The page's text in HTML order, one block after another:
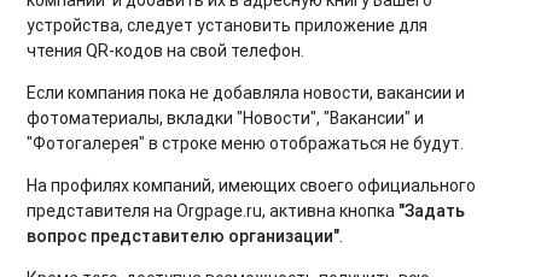
устройства, следует установить приложение для
чтения QR-кодов на свой телефон.
Если компания пока не добавляла новости, вакансии и
фотоматериалы, вкладки "Новости", "Вакансии" и
"Фотогалерея" в строке меню отображаться не будут.
На профилях компаний, имеющих своего официального
представителя на Orgpage.ru, активна кнопка "Задать
вопрос представителю организации".